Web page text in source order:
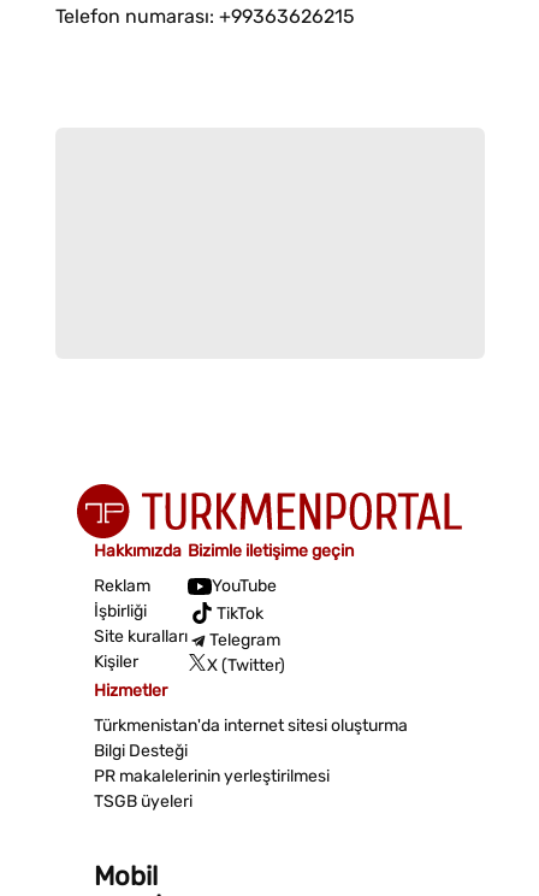
Telefon numarası: +99363626215
Hakkımızda
Reklam
İşbirliği
Site kuralları
Kişiler
Bizimle iletişime geçin
YouTube
TikTok
Telegram
X (Twitter)
Hizmetler
Türkmenistan'da internet sitesi oluşturma
Bilgi Desteği
PR makalelerinin yerleştirilmesi
TSGB üyeleri
Mobil